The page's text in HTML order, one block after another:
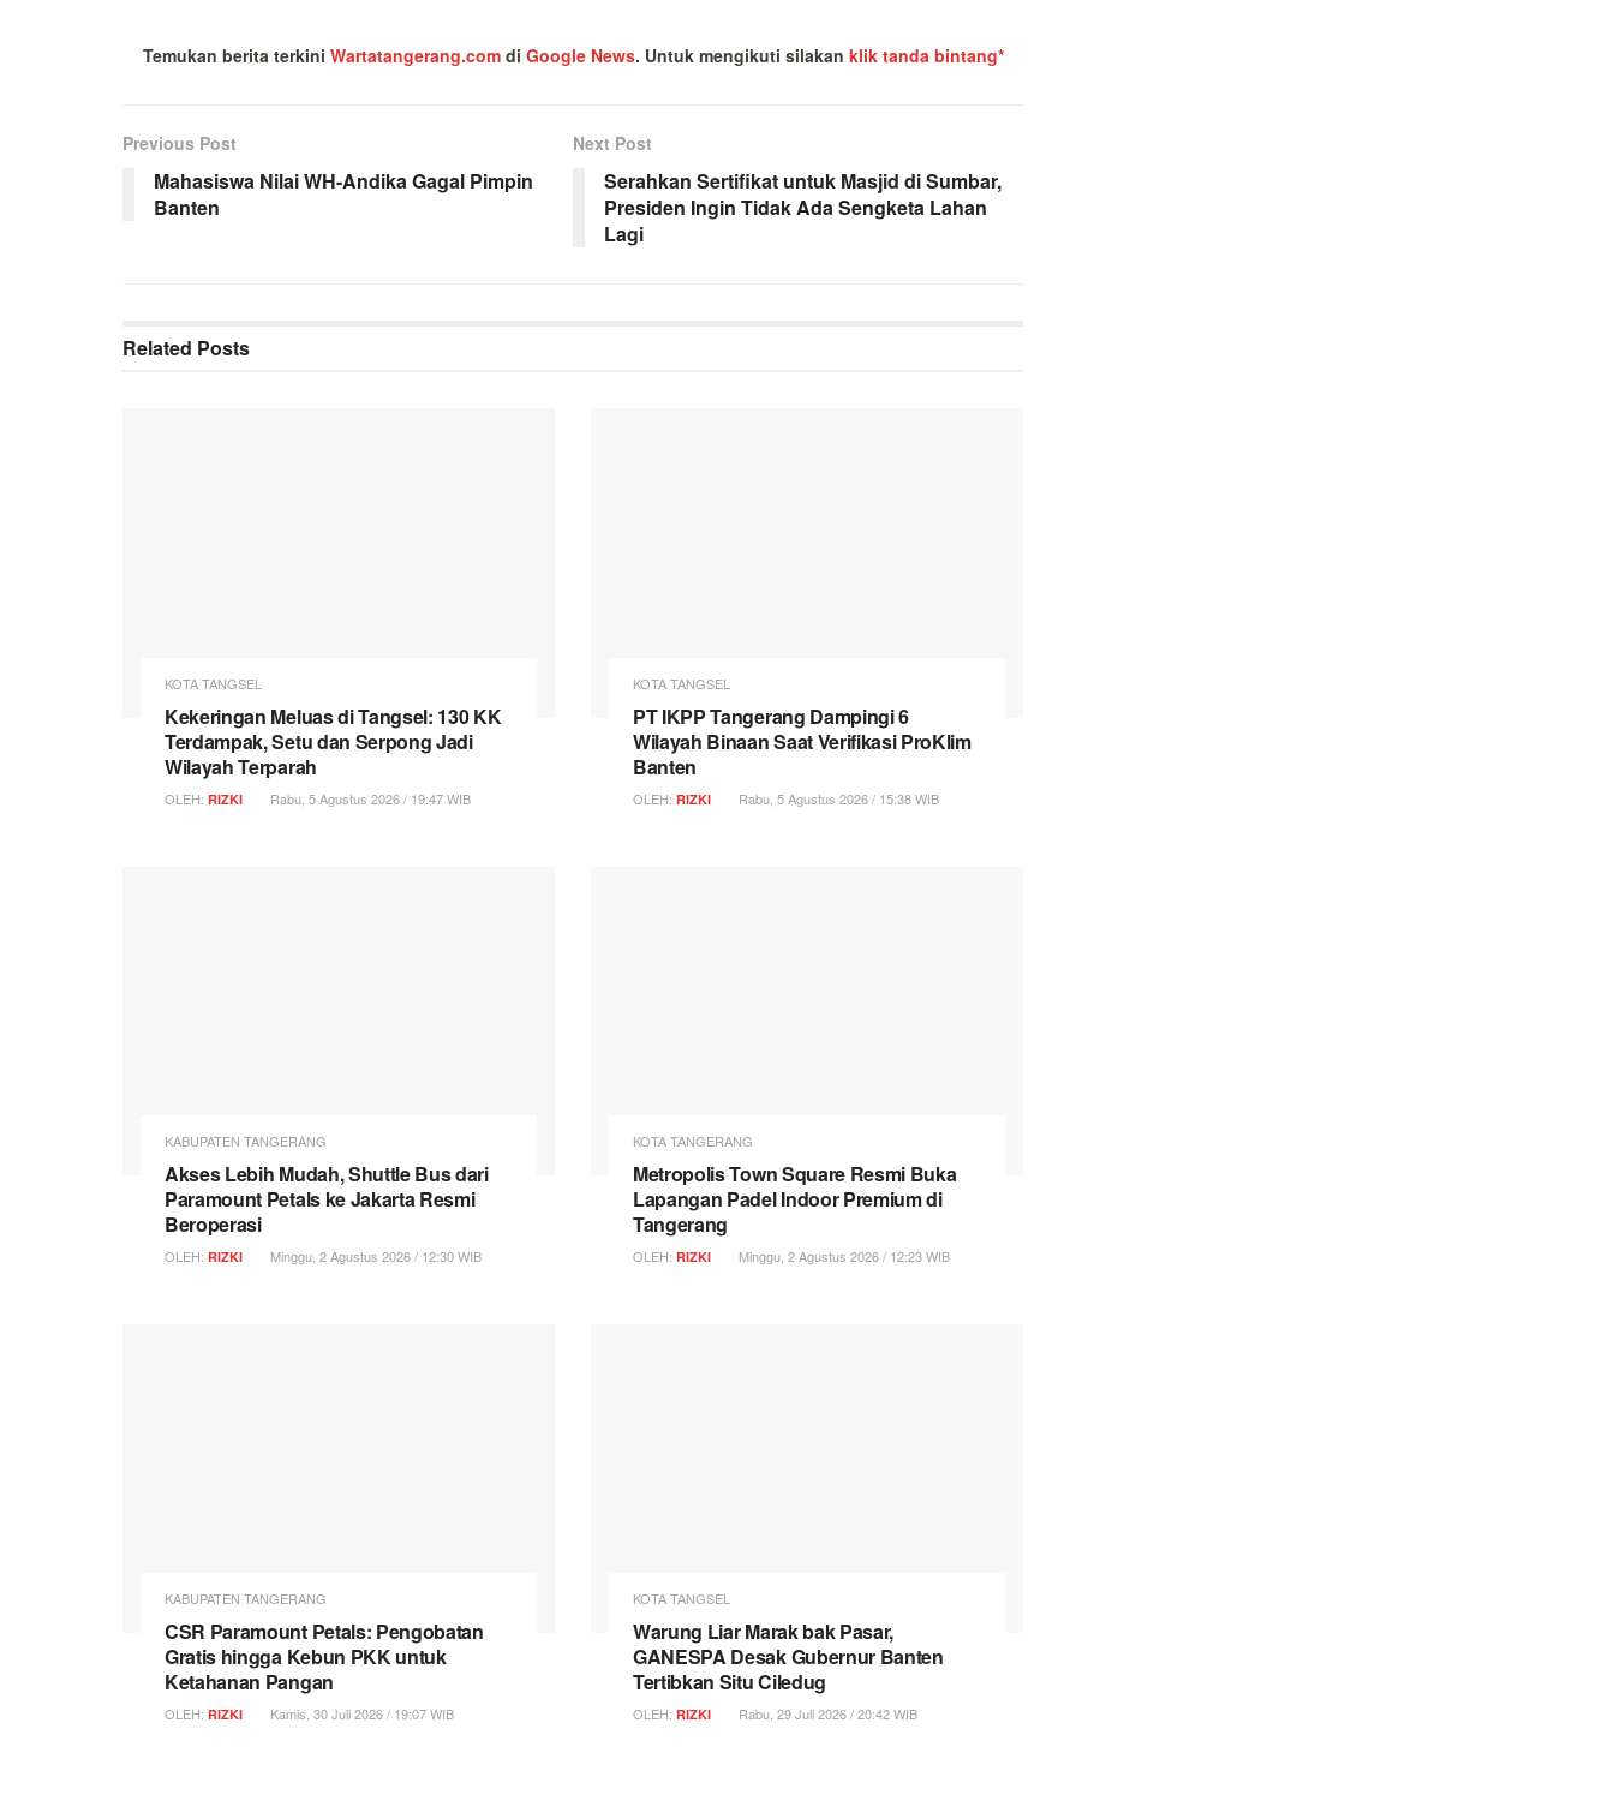
Temukan berita terkini Wartatangerang.comdi Google News. Untuk mengikuti silakan klik tanda bintang*
Previous Post
Mahasiswa Nilai WH-Andika Gagal Pimpin
Banten
Next Post
Serahkan Sertifikat untuk Masjid di Sumbar,
Presiden Ingin Tidak Ada Sengketa Lahan
Lagi
Related Posts
KOTA TANGSEL
Kekeringan Meluas di Tangsel: 130 KK
Terdampak, Setu dan Serpong Jadi
Wilayah Terparah
OLEH: RIZKI Rabu, 5 Agustus 2026 / 19:47 WIB
KOTA TANGSEL
PT IKPP Tangerang Dampingi 6
Wilayah Binaan Saat Verifikasi ProKlim
Banten
OLEH: RIZKI Rabu, 5 Agustus 2026 / 15:38 WIB
KABUPATEN TANGERANG
Akses Lebih Mudah, Shuttle Bus dari
Paramount Petals ke Jakarta Resmi
Beroperasi
OLEH: RIZKI Minggu, 2 Agustus 2026 / 12:30 WIB
KOTA TANGERANG
Metropolis Town Square Resmi Buka
Lapangan Padel Indoor Premium di
Tangerang
OLEH: RIZKI Minggu, 2 Agustus 2026 / 12:23 WIB
KABUPATEN TANGERANG
CSR Paramount Petals: Pengobatan
Gratis hingga Kebun PKK untuk
Ketahanan Pangan
OLEH: RIZKI Kamis, 30 Juli 2026 / 19:07 WIB
KOTA TANGSEL
Warung Liar Marak bak Pasar,
GANESPA Desak Gubernur Banten
Tertibkan Situ Ciledug
OLEH: RIZKI Rabu, 29 Juli 2026 / 20:42 WIB